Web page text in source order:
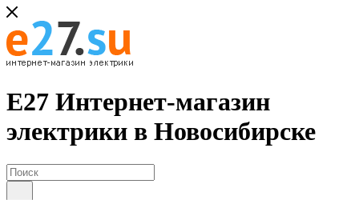
Е27 Интернет-магазин
электрики в Новосибирске